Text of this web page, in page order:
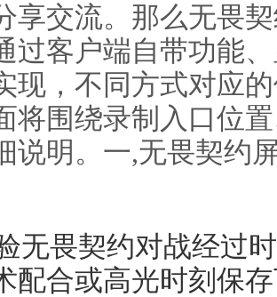
享交流。那么无畏
过客户端自带功能
现，不同方式对应
将围绕录制入口位
说明。一,无畏契约
无畏契约对战经过
配合或高光时刻保